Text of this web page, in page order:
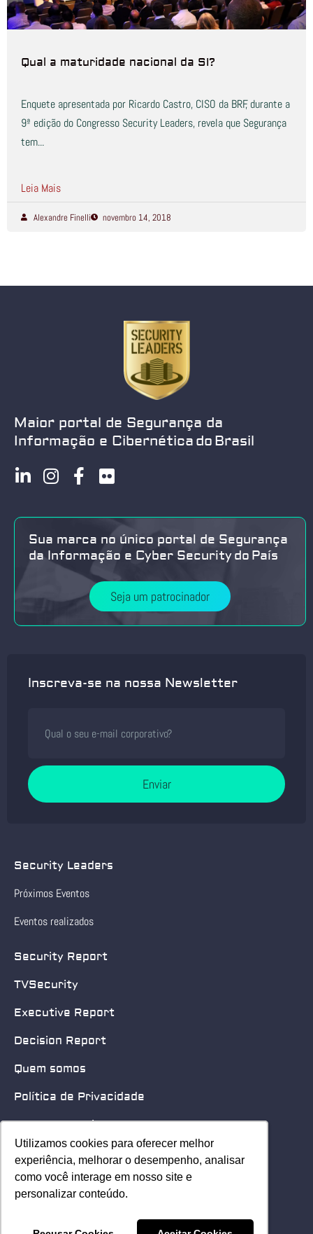
Utilizamos cookies para oferecer melhor
experiência, melhorar o desempenho, analisar
como você interage em nosso site e
personalizar conteúdo.
Utilizamos cookies para oferecer melhor
experiência, melhorar o desempenho, analisar
como você interage em nosso site e
personalizar conteúdo.
Qual a maturidade nacional da SI?
Enquete apresentada por Ricardo Castro, CISO da BRF, durante a
9ª edição do Congresso Security Leaders, revela que Segurança
tem...
Leia Mais
Alexandre Finelli novembro 14, 2018
Maior portal de Segurança da
Informação e Cibernética do Brasil
Sua marca no único portal de Segurança
da Informação e Cyber Security do País
Seja um patrocinador
Inscreva-se na nossa Newsletter
Enviar
Security Leaders
Próximos Eventos
Eventos realizados
Security Report
TVSecurity
Executive Report
Decision Report
Quem somos
Política de Privacidade
Quero patrocinar
Contato
Home
© 2025 Security Leader. Todos os Direitos Reservados.